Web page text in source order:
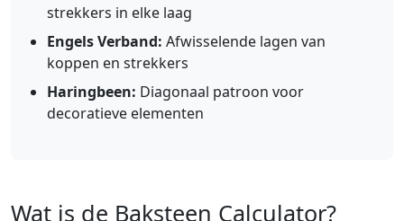
strekkers in elke laag
Engels Verband: Afwisselende lagen van
koppen en strekkers
Haringbeen: Diagonaal patroon voor
decoratieve elementen
Wat is de Baksteen Calculator?